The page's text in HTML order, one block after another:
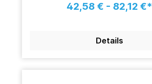
42,58 € - 82,12 €*
Details